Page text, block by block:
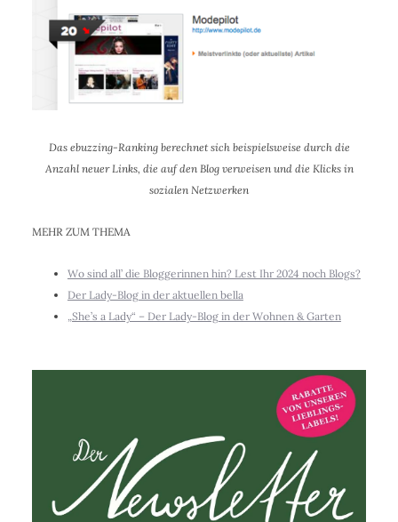
Das ebuzzing-Ranking berechnet sich beispielsweise durch die
Anzahl neuer Links, die auf den Blog verweisen und die Klicks in
sozialen Netzwerken
MEHR ZUM THEMA
Wo sind all’ die Bloggerinnen hin? Lest Ihr 2024 noch Blogs?
Der Lady-Blog in der aktuellen bella
„She’s a Lady“ – Der Lady-Blog in der Wohnen & Garten